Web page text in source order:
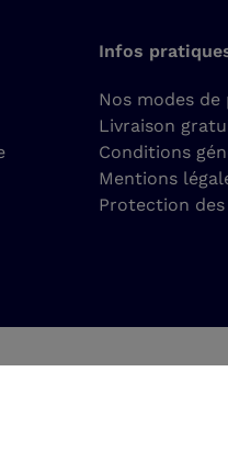
Infos
Nos modes de
Livraison
Conditions
Mentions
Protection